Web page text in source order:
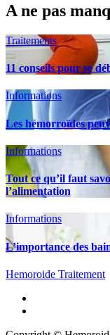
A ne pas
Traitements
11 conseils pour se
Informations
Les hémorroïdes
Informations
Tout ce qu’il faut
l’alimentation
Informations
L’importance des
Hemoroide Traitement